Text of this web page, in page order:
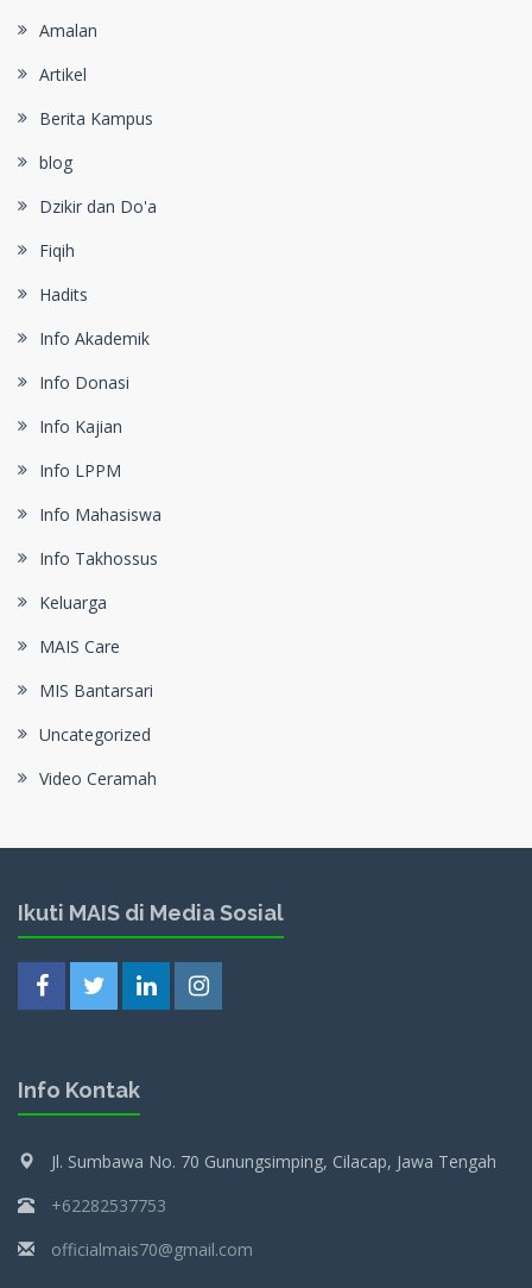
Amalan
Artikel
Berita Kampus
blog
Dzikir dan Do'a
Fiqih
Hadits
Info Akademik
Info Donasi
Info Kajian
Info LPPM
Info Mahasiswa
Info Takhossus
Keluarga
MAIS Care
MIS Bantarsari
Uncategorized
Video Ceramah
Ikuti MAIS di Media Sosial
Info Kontak
Jl. Sumbawa No. 70 Gunungsimping, Cilacap, Jawa Tengah
+62282537753
officialmais70@gmail.com